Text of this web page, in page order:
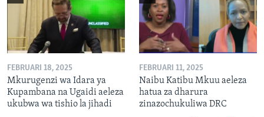
FEBRUARI 18, 2025
Mkurugenzi wa Idara ya
Kupambana na Ugaidi aeleza
ukubwa wa tishio la jihadi
FEBRUARI 11, 2025
Naibu Katibu Mkuu aeleza
hatua za dharura
zinazochukuliwa DRC